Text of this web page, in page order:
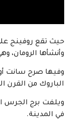
حيث تقع روفينج
وأنشأها
وفيها صرح سانت
الباروك من القرن
ويلفت برج الجرس
في المدينة.